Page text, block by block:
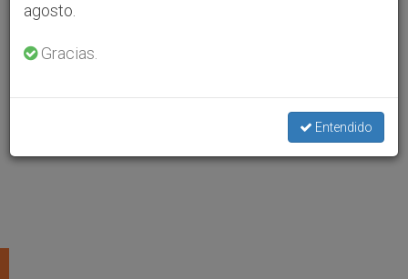
agosto.
Gracias.
Entendido